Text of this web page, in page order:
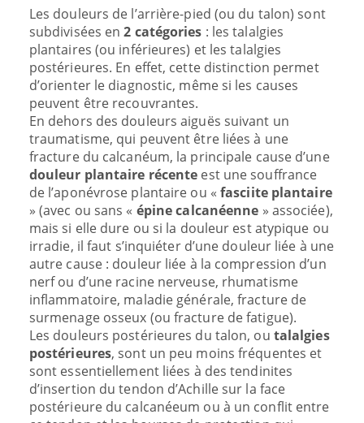
Les douleurs de l’arrière-pied (ou du talon) sont
subdivisées en2 catégories : les talalgies
plantaires (ou inférieures) et les talalgies
postérieures. En effet, cette distinction permet
d’orienter le diagnostic, même si les causes
peuvent être recouvrantes.
En dehors des douleurs aiguës suivant un
traumatisme, qui peuvent être liées à une
fracture du calcanéum, la principale cause d’une
douleur plantaire récente est une souffrance
de l’aponévrose plantaire ou « fasciite plantaire
» (avec ou sans « épine calcanéenne » associée),
mais si elle dure ou si la douleur est atypique ou
irradie, il faut s’inquiéter d’une douleur liée à une
autre cause : douleur liée à la compression d’un
nerf ou d’une racine nerveuse, rhumatisme
inflammatoire, maladie générale, fracture de
surmenage osseux (ou fracture de fatigue).
Les douleurs postérieures du talon, ou talalgies
postérieures, sont un peu moins fréquentes et
sont essentiellement liées à des tendinites
d’insertion du tendon d’Achille sur la face
postérieure du calcanéeum ou à un conflit entre